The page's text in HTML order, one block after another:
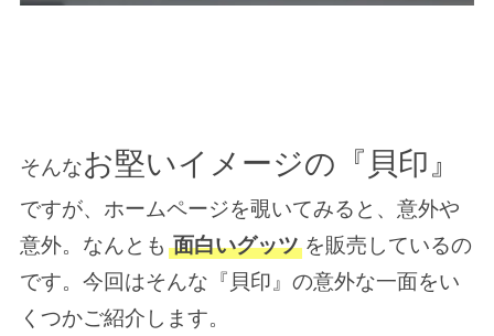
そんなお堅いイメージの『貝印』
ですが、ホームページを覗いてみると、意外や
意外。なんとも 面白いグッツ を販売しているの
です。今回はそんな『貝印』の意外な一面をい
くつかご紹介します。